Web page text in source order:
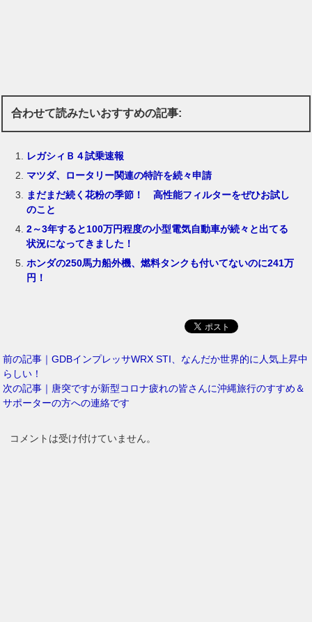
合わせて読みたいおすすめの記事:
レガシィＢ４試乗速報
マツダ、ロータリー関連の特許を続々申請
まだまだ続く花粉の季節！ 高性能フィルターをぜひお試し
のこと
2～3年すると100万円程度の小型電気自動車が続々と出てる
状況になってきました！
ホンダの250馬力船外機、燃料タンクも付いてないのに241万
円！
前の記事｜GDBインプレッサWRX STI、なんだか世界的に人気上昇中
らしい！
次の記事｜唐突ですが新型コロナ疲れの皆さんに沖縄旅行のすすめ＆
サポーターの方への連絡です
コメントは受け付けていません。